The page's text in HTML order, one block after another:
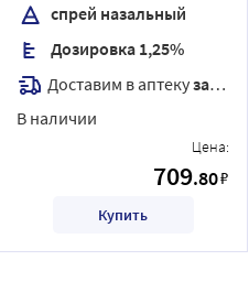
спрей назальный
Дозировка 1,25%
Доставим в аптекузавтра
В наличии
Цена:
709.80₽
Купить